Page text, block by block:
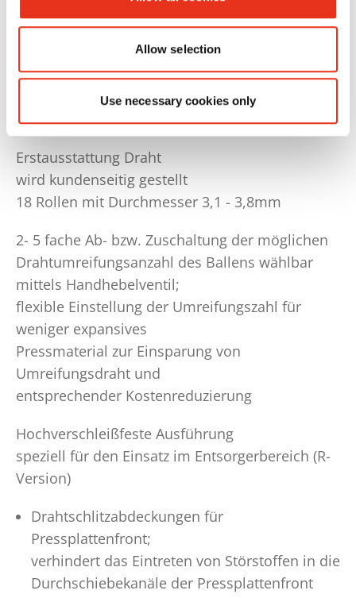
Allow selection
Use necessary cookies only
18 Stk., fahrbar, jeweils mit Lenk- und
Drahtfangnetz montiert überhängend
zwischen Drahtstation und Ballenpresse
(Unfallschutz bei Drahtende- Bruch)
Erstausstattung Draht
wird kundenseitig gestellt
18 Rollen mit Durchmesser 3,1 - 3,8mm
2- 5 fache Ab- bzw. Zuschaltung der möglichen
Drahtumreifungsanzahl des Ballens wählbar
mittels Handhebelventil;
flexible Einstellung der Umreifungszahl für
weniger expansives
Pressmaterial zur Einsparung von
Umreifungsdraht und
entsprechender Kostenreduzierung
Hochverschleißfeste Ausführung
speziell für den Einsatz im Entsorgerbereich (R-
Version)
Drahtschlitzabdeckungen für
Pressplattenfront;
verhindert das Eintreten von Störstoffen in die
Durchschiebekanäle der Pressplattenfront